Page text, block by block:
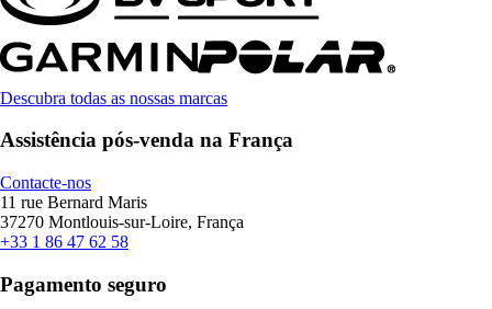
Descubra todas as nossas marcas
Assistência pós-venda na França
Contacte-nos
11 rue Bernard Maris
37270 Montlouis-sur-Loire, França
+33 1 86 47 62 58
Pagamento seguro